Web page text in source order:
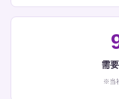
需
※当